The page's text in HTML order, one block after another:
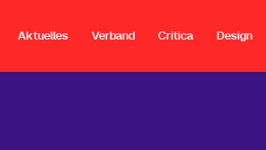
Aktuelles Verband Critica Design